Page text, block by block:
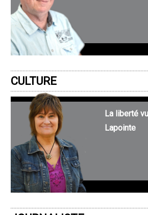
CULTURE
La liberté
Lapointe